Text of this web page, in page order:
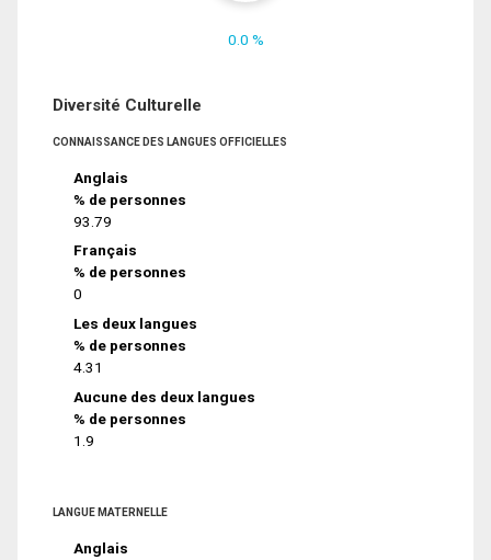
0.0 %
Diversité Culturelle
CONNAISSANCE DES LANGUES OFFICIELLES
Anglais
% de personnes
93.79
Français
% de personnes
0
Les deux langues
% de personnes
4.31
Aucune des deux langues
% de personnes
1.9
LANGUE MATERNELLE
Anglais